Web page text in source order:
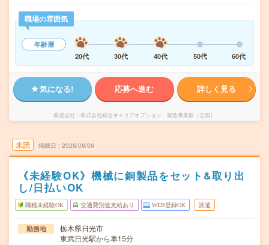
職場の雰囲気
年齢層
20代
30代 40代 50代 60代
気になる! 応募へ進む 詳しく見る
派遣会社 株式会社綜合キャリアオプション 製造事業部（全国）
未読 掲載日 2026/08/06
《未経験OK》機械に銅製品をセット&取り出
し/日払いOK
職種未経験OK 交通費別途支給あり WEB登録OK 派遣
勤務地
栃木県日光市
東武日光駅から車15分